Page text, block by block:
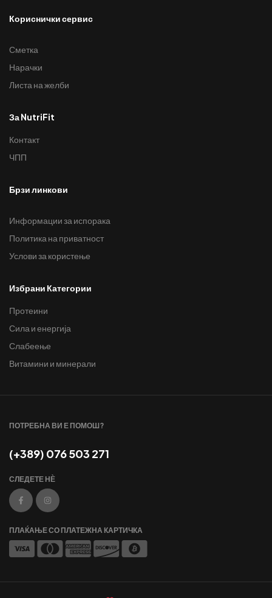
Кориснички сервис
Сметка
Нарачки
Листа на желби
За NutriFit
Контакт
ЧПП
Брзи линкови
Информации за испорака
Политика на приватност
Услови за користење
Избрани Категории
Протеини
Сила и енергија
Слабеење
Витамини и минерали
ПОТРЕБНА ВИ Е ПОМОШ?
(+389) 076 503 271
СЛЕДЕТЕ НЀ
ПЛАЌАЊЕ СО ПЛАТЕЖНА КАРТИЧКА